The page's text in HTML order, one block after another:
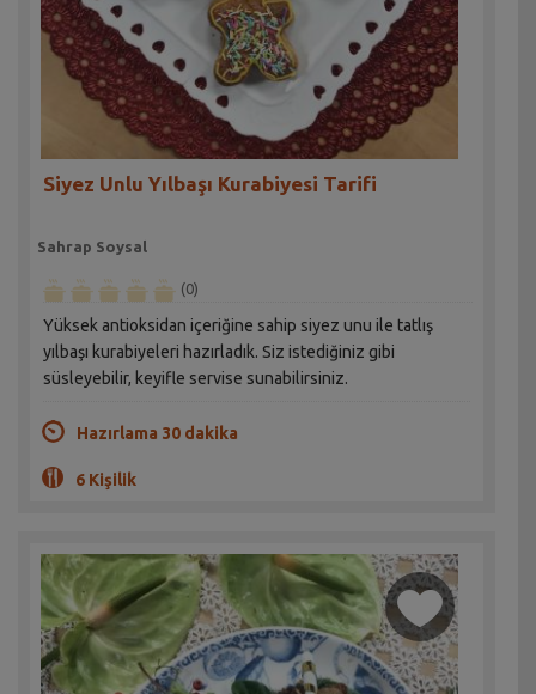
Siyez Unlu Yılbaşı Kurabiyesi Tarifi
Sahrap Soysal
(0)
Yüksek antioksidan içeriğine sahip siyez unu ile tatlış
yılbaşı kurabiyeleri hazırladık. Siz istediğiniz gibi
süsleyebilir, keyifle servise sunabilirsiniz.
Hazırlama 30 dakika
6 Kişilik